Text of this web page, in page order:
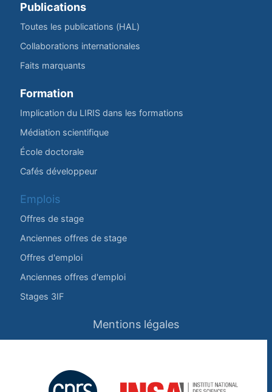
Publications
Toutes les publications (HAL)
Collaborations internationales
Faits marquants
Formation
Implication du LIRIS dans les formations
Médiation scientifique
École doctorale
Cafés développeur
Emplois
Offres de stage
Anciennes offres de stage
Offres d'emploi
Anciennes offres d'emploi
Stages 3IF
Mentions légales